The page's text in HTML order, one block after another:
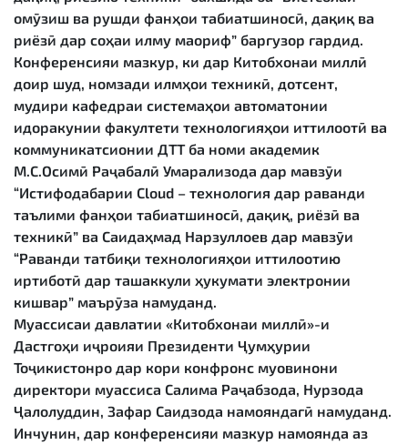
омӯзиш ва рушди фанҳои табиатшиносӣ, дақиқ ва
риёзӣ дар соҳаи илму маориф” баргузор гардид.
Конференсияи мазкур, ки дар Китобхонаи миллӣ
доир шуд, номзади илмҳои техникӣ, дотсент,
мудири кафедраи системаҳои автоматонии
идоракунии факултети технологияҳои иттилоотӣ ва
коммуникатсионии ДТТ ба номи академик
М.С.Осимӣ Раҷабалӣ Умарализода дар мавзӯи
“Истифодабарии Cloud – технология дар раванди
таълими фанҳои табиатшиносӣ, дақиқ, риёзӣ ва
техникӣ” ва Саидаҳмад Нарзуллоев дар мавзӯи
“Раванди татбиқи технологияҳои иттилоотию
иртиботӣ дар ташаккули ҳукумати электронии
кишвар” маърӯза намуданд.
Муассисаи давлатии «Китобхонаи миллӣ»-и
Дастгоҳи иҷроияи Президенти Ҷумҳурии
Тоҷикистонро дар кори конфронс муовинони
директори муассиса Салима Раҷабзода, Нурзода
Ҷалолуддин, Зафар Саидзода намояндагӣ намуданд.
Инчунин, дар конференсияи мазкур намоянда аз